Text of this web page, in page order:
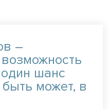
–
шанс
может, в